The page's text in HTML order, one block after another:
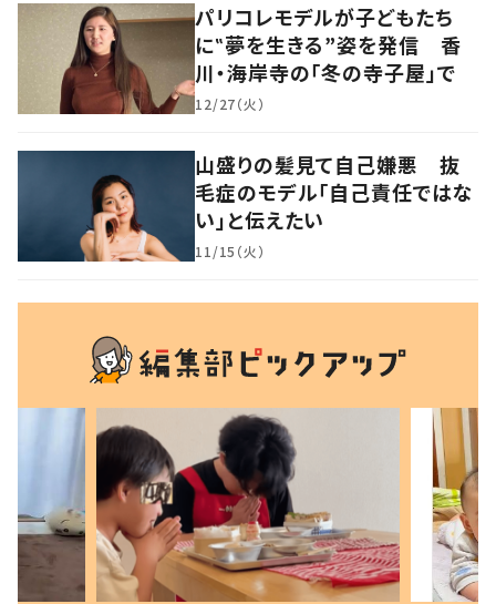
パリコレモデルが子どもたち
に‟夢を生きる”姿を発信 香
川・海岸寺の「冬の寺子屋」で
12/27（火）
山盛りの髪見て自己嫌悪 抜
毛症のモデル「自己責任ではな
い」と伝えたい
11/15（火）